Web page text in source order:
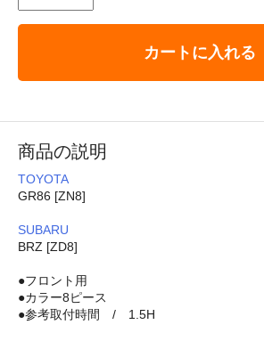
カートに入れる
商品の説明
TOYOTA
GR86 [ZN8]
SUBARU
BRZ [ZD8]
●フロント用
●カラー8ピース
●参考取付時間 / 1.5H